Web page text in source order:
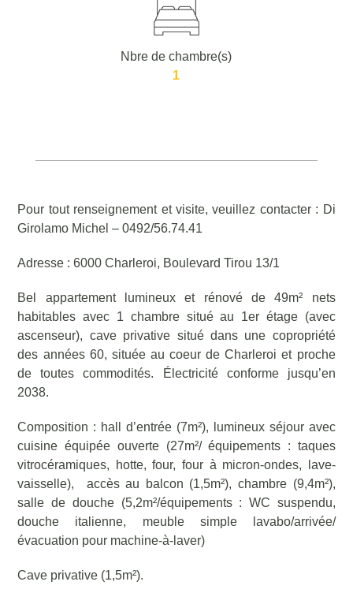
Nbre de chambre(s)
1
Pour tout renseignement et visite, veuillez contacter : Di
Girolamo Michel – 0492/56.74.41
Adresse : 6000 Charleroi, Boulevard Tirou 13/1
Bel appartement lumineux et rénové de 49m² nets
habitables avec 1 chambre situé au 1er étage (avec
ascenseur), cave privative situé dans une copropriété
des années 60, située au coeur de Charleroi et proche
de toutes commodités. Électricité conforme jusqu’en
2038.
Composition : hall d’entrée (7m²), lumineux séjour avec
cuisine équipée ouverte (27m²/ équipements : taques
vitrocéramiques, hotte, four, four à micron-ondes, lave-
vaisselle), accès au balcon (1,5m²), chambre (9,4m²),
salle de douche (5,2m²/équipements : WC suspendu,
douche italienne, meuble simple lavabo/arrivée/
évacuation pour machine-à-laver)
Cave privative (1,5m²).